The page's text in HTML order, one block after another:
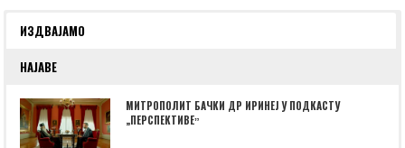
ИЗДВАЈАМО
НАЈАВЕ
МИТРОПОЛИТ БАЧКИ ДР ИРИНЕЈ У ПОДКАСТУ
„ПЕРСПЕКТИВЕˮ